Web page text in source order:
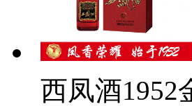
西凤酒1952